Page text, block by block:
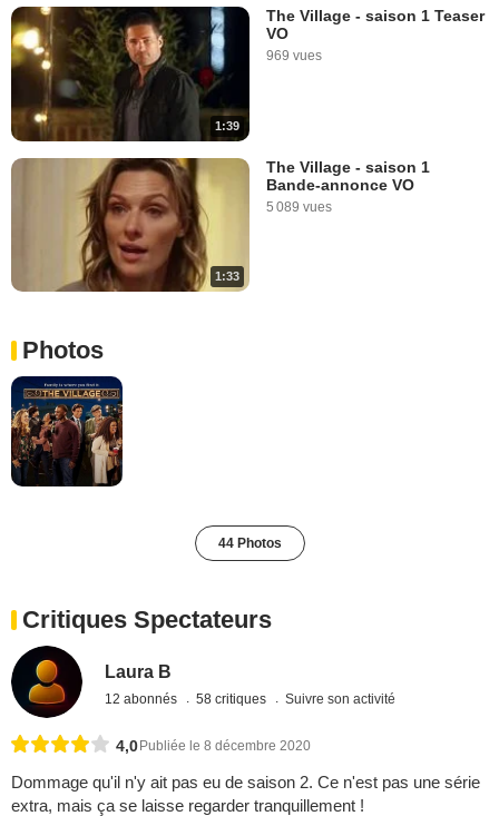
1:39
The Village - saison 1 Teaser
VO
969 vues
1:33
The Village - saison 1
Bande-annonce VO
5 089 vues
Photos
44 Photos
Critiques Spectateurs
Laura B
12 abonnés 58 critiques Suivre son activité
4,0Publiée le 8 décembre 2020
Dommage qu'il n'y ait pas eu de saison 2. Ce n'est pas une série
extra, mais ça se laisse regarder tranquillement !